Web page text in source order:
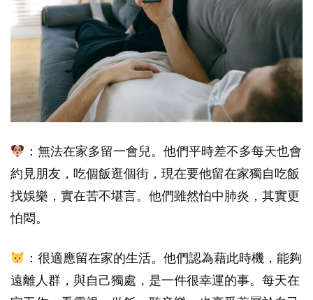
：無法在家多留一會兒。他們平時差不多每天也會
約見朋友，吃個飯逛個街，現在要他留在家獨自吃飯
找娛樂，實在苦不堪言。他們雖然怕中肺炎，其實更
怕悶。
：很適應留在家的生活。他們認為藉此時機，能夠
遠離人群，與自己獨處，是一件很幸運的事。每天在